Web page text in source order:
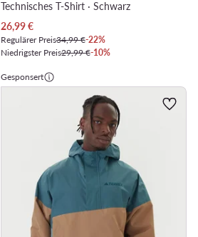
Technisches T-Shirt · Schwarz
Aktueller Preis
26,99€
Regulärer Preis34,99 €-22%
Niedrigster Preis29,99 €-10%
Gesponsert